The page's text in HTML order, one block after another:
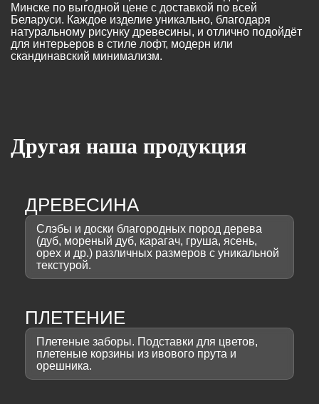
Минске по выгодной цене с доставкой по всей
Беларуси. Каждое изделие уникально, благодаря
натуральному рисунку древесины, и отлично подойдёт
для интерьеров в стиле лофт, модерн или
скандинавский минимализм.
Другая наша продукция
ДРЕВЕСИНА
Слэбы и доски благородных пород дерева
(дуб, мореный дуб, карагач, груша, ясень,
орех и др.) различных размеров с уникальной
текстурой.
ПЛЕТЕНИЕ
Плетеные заборы. Подставки для цветов,
плетеные корзины из ивового прута и
орешника.